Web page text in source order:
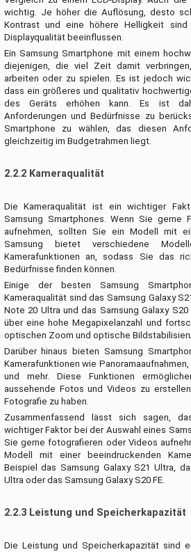
wichtig. Je höher die Auflösung, desto
Kontrast und eine höhere Helligkeit
Displayqualität beeinflussen.
Ein Samsung Smartphone mit einem
diejenigen, die viel Zeit damit
arbeiten oder zu spielen. Es ist jedoch
dass ein größeres und qualitativ
des Geräts erhöhen kann. Es ist
Anforderungen und Bedürfnisse zu
Smartphone zu wählen, das diesen
gleichzeitig im Budgetrahmen liegt.
2.2.2 Kameraqualität
Die Kameraqualität ist ein wichtiger
Samsung Smartphones. Wenn Sie gerne
aufnehmen, sollten Sie ein Modell mit
Samsung bietet verschiedene
Kamerafunktionen an, sodass Sie das
Bedürfnisse finden können.
Einige der besten Samsung
Kameraqualität sind das Samsung Galaxy
Note 20 Ultra und das Samsung Galaxy
über eine hohe Megapixelanzahl und
optischen Zoom und optische
Darüber hinaus bieten Samsung
Kamerafunktionen wie
und mehr. Diese Funktionen
aussehende Fotos und Videos zu
Fotografie zu haben.
Zusammenfassend lässt sich sagen,
wichtiger Faktor bei der Auswahl eines
Sie gerne fotografieren oder Videos
Modell mit einer beeindruckenden
Beispiel das Samsung Galaxy S21 Ultra,
Ultra oder das Samsung Galaxy S20 FE.
2.2.3 Leistung und Speicherkapazität
Die Leistung und Speicherkapazität sind